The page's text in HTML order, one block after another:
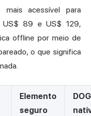
acessível para
US$ 89 e US$ 129,
offline por meio de
o que significa
Elemento
seguro